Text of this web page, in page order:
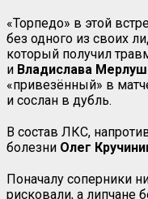
«Торпедо» в этой
без одного из своих
который получил
и Владислава
«привезённый» в
и сослан в дубль.
В состав ЛКС,
болезни Олег
Поначалу соперники
рисковали, а липчане